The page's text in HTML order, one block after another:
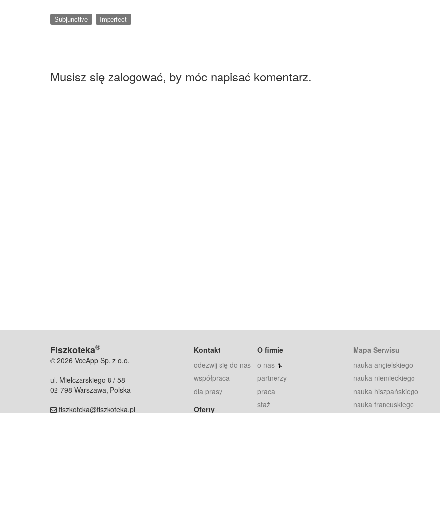
Subjunctive Imperfect
Musisz się zalogować, by móc napisać komentarz.
Fiszkoteka®
© 2026 VocApp Sp. z o.o.
ul. Mielczarskiego 8 / 58
02-798 Warszawa, Polska
fiszkoteka@fiszkoteka.pl
Kontakt
odezwij się do nas
współpraca
dla prasy
Oferty
O firmie
o nas
partnerzy
praca
staż
Mapa Serwisu
nauka angielskiego
nauka niemieckiego
nauka hiszpańskiego
nauka francuskiego